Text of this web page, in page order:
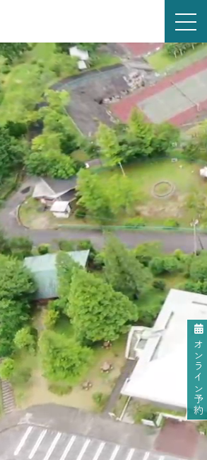
オンライン予約